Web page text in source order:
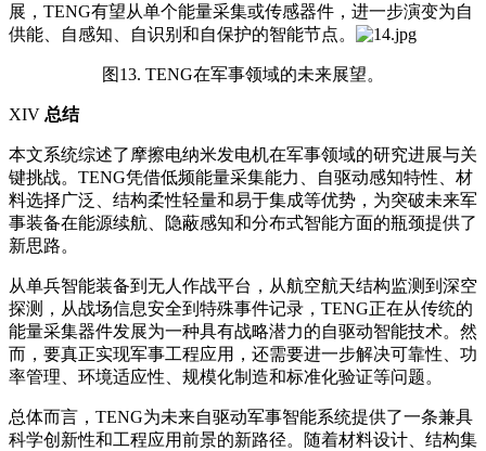
展，TENG有望从单个能量采集或传感器件，进一步演变为自
供能、自感知、自识别和自保护的智能节点。
图13. TENG在军事领域的未来展望。
XIV 总结
本文系统综述了摩擦电纳米发电机在军事领域的研究进展与关
键挑战。TENG凭借低频能量采集能力、自驱动感知特性、材
料选择广泛、结构柔性轻量和易于集成等优势，为突破未来军
事装备在能源续航、隐蔽感知和分布式智能方面的瓶颈提供了
新思路。
从单兵智能装备到无人作战平台，从航空航天结构监测到深空
探测，从战场信息安全到特殊事件记录，TENG正在从传统的
能量采集器件发展为一种具有战略潜力的自驱动智能技术。然
而，要真正实现军事工程应用，还需要进一步解决可靠性、功
率管理、环境适应性、规模化制造和标准化验证等问题。
总体而言，TENG为未来自驱动军事智能系统提供了一条兼具
科学创新性和工程应用前景的新路径。随着材料设计、结构集